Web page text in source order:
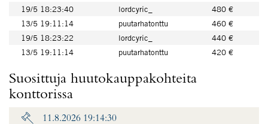
19/5 18:23:40
lordcyric_
480 €
13/5 19:11:14
puutarhatonttu
460 €
19/5 18:23:22
lordcyric_
440 €
13/5 19:11:14
puutarhatonttu 420 €
Suosittuja huutokauppakohteita
konttorissa
11.8.2026 19:14:30